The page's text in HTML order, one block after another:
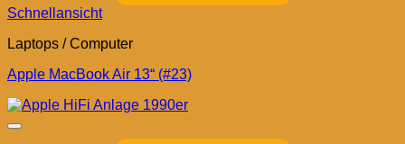
Schnellansicht
Laptops / Computer
Apple MacBook Air 13“ (#23)